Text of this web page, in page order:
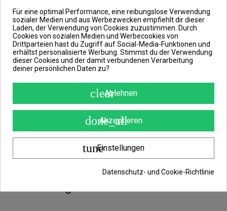
Extrusionsverfahrens hergestellt, das
eine maximale Festigkeit bei minimaler
Dehnung garantiert.
Überdies sinkt diese monofile
Angelschnur schnell auf den
Gewässergrund und wird von den
Karpfen in deinem Gewässer nicht als
solche erkannt. Außerdem ist sie
ultrastark, extrem abriebfest, verfügt
nahezu über keinen Memory-Effekt und
überzeugt mit ihrer hohen
Für eine optimal Performance, eine reibungslose Verwendung
sozialer Medien und aus Werbezwecken empfiehlt dir dieser
Laden, der Verwendung von Cookies zuzustimmen. Durch
Cookies von sozialen Medien und Werbecookies von
Drittparteien hast du Zugriff auf Social-Media-Funktionen und
erhältst personalisierte Werbung. Stimmst du der Verwendung
dieser Cookies und der damit verbundenen Verarbeitung
deiner persönlichen Daten zu?
clearAblehnen
done_all
Akzeptieren
tuneEinstellungen
Datenschutz- und Cookie-Richtlinie